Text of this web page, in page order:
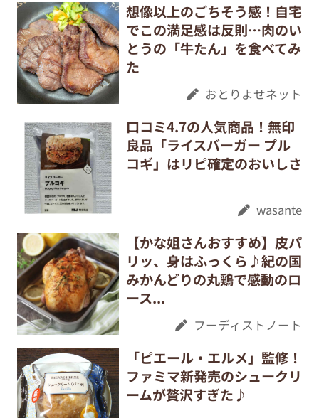
想像以上のごちそう感！自宅
でこの満足感は反則…肉のい
とうの「牛たん」を食べてみ
た
おとりよせネット
口コミ4.7の人気商品！無印
良品「ライスバーガー プル
コギ」はリピ確定のおいしさ
wasante
【かな姐さんおすすめ】皮パ
リッ、身はふっくら♪紀の国
みかんどりの丸鶏で感動のロ
ース...
フーディストノート
「ピエール・エルメ」監修！
ファミマ新発売のシュークリ
ームが贅沢すぎた♪